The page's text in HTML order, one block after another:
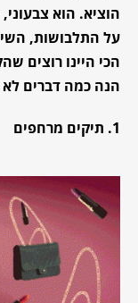
הוציא. הוא
על התלבושות,
הכי היינו רוצים
הנה כמה דברים לא
1. תיקים מרחפים